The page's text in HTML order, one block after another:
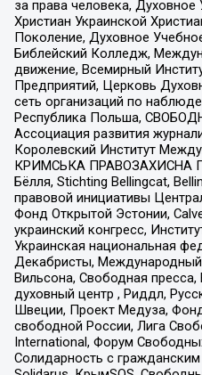
за права человека, Духовное
Христиан Украинской
Поколение, Духовное
Библейский Колледж,
движение, Всемирный
Предприятий, Церковь
сеть организаций по
Республика Польша,
Ассоциация развития
Королевский Институт
КРИМСЬКА ПРАВОЗАХИСНА
Бёлля, Stichting Bellingcat,
правовой инициативы
Фонд Открытой Эстонии,
украинский конгресс,
Украинская национальная
Декабристы,
Вильсона, Свободная
духовный центр , Риддл,
Швеции, Проект Медуза,
свободной России, Лига
International, Форум
Солидарность с